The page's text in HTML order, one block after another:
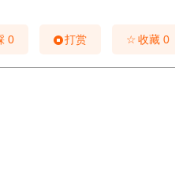
0 打赏 ☆收藏 0